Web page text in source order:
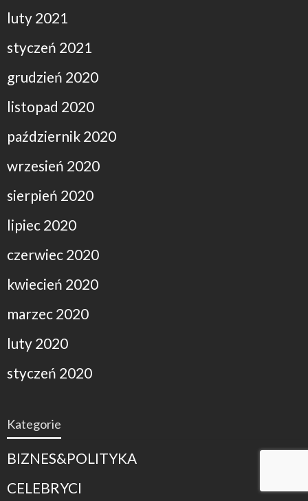
luty 2021
styczeń 2021
grudzień 2020
listopad 2020
październik 2020
wrzesień 2020
sierpień 2020
lipiec 2020
czerwiec 2020
kwiecień 2020
marzec 2020
luty 2020
styczeń 2020
Kategorie
BIZNES&POLITYKA
CELEBRYCI